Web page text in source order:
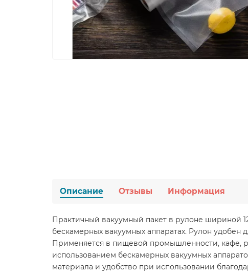
Описание Отзывы Информация
Практичный вакуумный пакет в рулоне шириной
бескамерных вакуумных аппаратах. Рулон удобен
Применяется в пищевой промышленности, кафе,
использованием бескамерных вакуумных
материала и удобство при использовании